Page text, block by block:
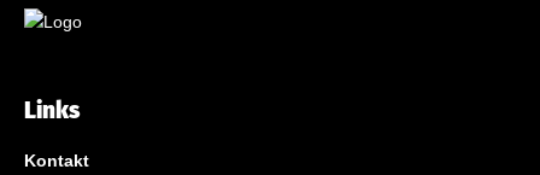
Links
Kontakt